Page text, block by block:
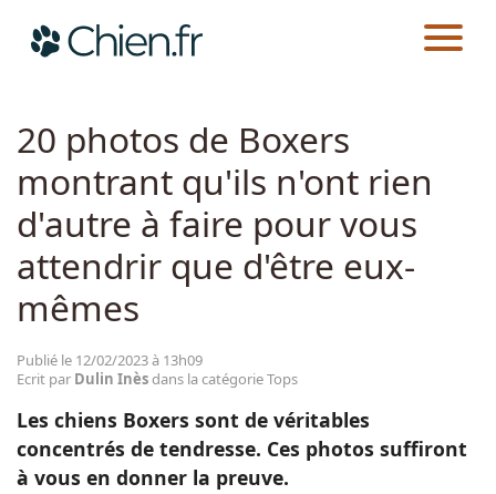
Races
Guides
CHIEN.FR ACTUALITÉS
20 photos de Boxers
montrant qu'ils n'ont rien
d'autre à faire pour vous
attendrir que d'être eux-
mêmes
Publié le 12/02/2023 à 13h09
Ecrit par Dulin Inèsdans la catégorie Tops
Les chiens Boxers sont de véritables
concentrés de tendresse. Ces photos suffiront
à vous en donner la preuve.